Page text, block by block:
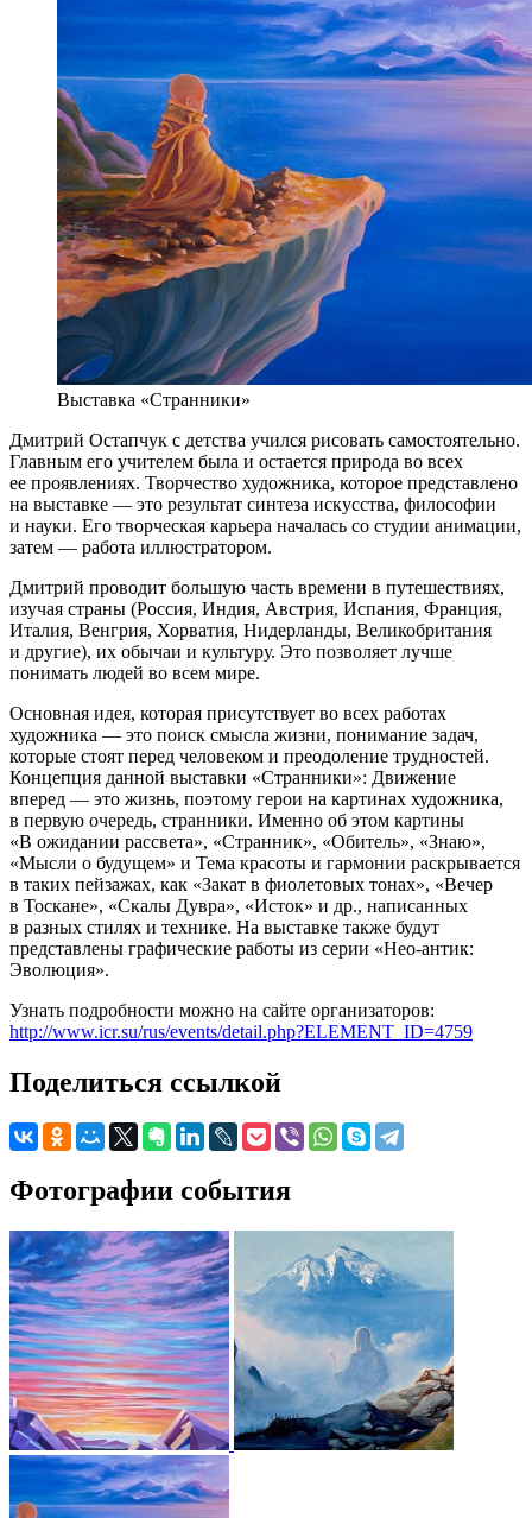
Выставка «Странники»
Дмитрий Остапчук с детства учился рисовать самостоятельно.
Главным его учителем была и остается природа во всех
ее проявлениях. Творчество художника, которое представлено
на выставке — это результат синтеза искусства, философии
и науки. Его творческая карьера началась со студии анимации,
затем — работа иллюстратором.
Дмитрий проводит большую часть времени в путешествиях,
изучая страны (Россия, Индия, Австрия, Испания, Франция,
Италия, Венгрия, Хорватия, Нидерланды, Великобритания
и другие), их обычаи и культуру. Это позволяет лучше
понимать людей во всем мире.
Основная идея, которая присутствует во всех работах
художника — это поиск смысла жизни, понимание задач,
которые стоят перед человеком и преодоление трудностей.
Концепция данной выставки «Странники»: Движение
вперед — это жизнь, поэтому герои на картинах художника,
в первую очередь, странники. Именно об этом картины
«В ожидании рассвета», «Странник», «Обитель», «Знаю»,
«Мысли о будущем» и Тема красоты и гармонии раскрывается
в таких пейзажах, как «Закат в фиолетовых тонах», «Вечер
в Тоскане», «Скалы Дувра», «Исток» и др., написанных
в разных стилях и технике. На выставке также будут
представлены графические работы из серии «Нео-антик:
Эволюция».
Узнать подробности можно на сайте организаторов:
http://www.icr.su/rus/events/detail.php?ELEMENT_ID=4759
Поделиться ссылкой
Фотографии события